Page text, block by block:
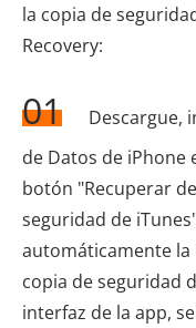
la copia de
Recovery:
01
Descargue,
de Datos de iPhone
botón "Recuperar
seguridad de
automáticamente
copia de seguridad
interfaz de la app,